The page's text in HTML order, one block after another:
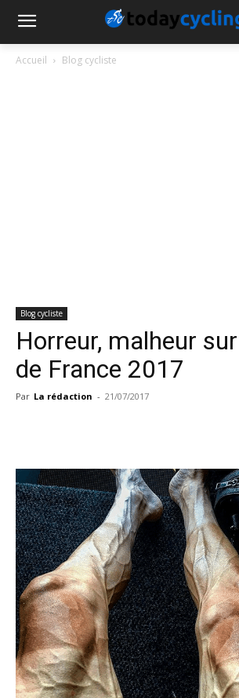
Accueil Blog cycliste
Blog cycliste
Horreur, malheur
de France 2017
Par La rédaction - 21/07/2017